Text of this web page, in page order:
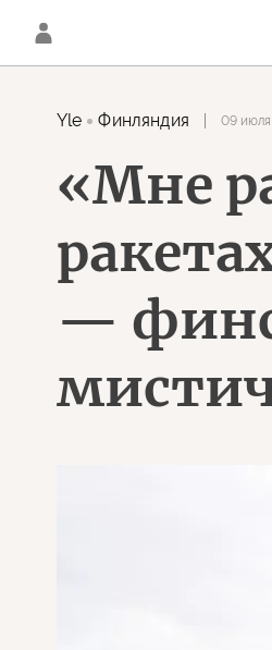
Yle Финляндия 09 июля
«Мне
—